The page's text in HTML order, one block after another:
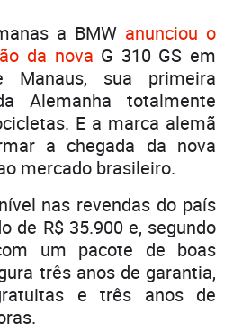
a BMW anunciou o
da nova G 310 GS em
Manaus, sua primeira
Alemanha totalmente
E a marca alemã
a chegada da nova
mercado brasileiro.
nas revendas do país
de R$ 35.900 e, segundo
um pacote de boas
três anos de garantia,
e três anos de